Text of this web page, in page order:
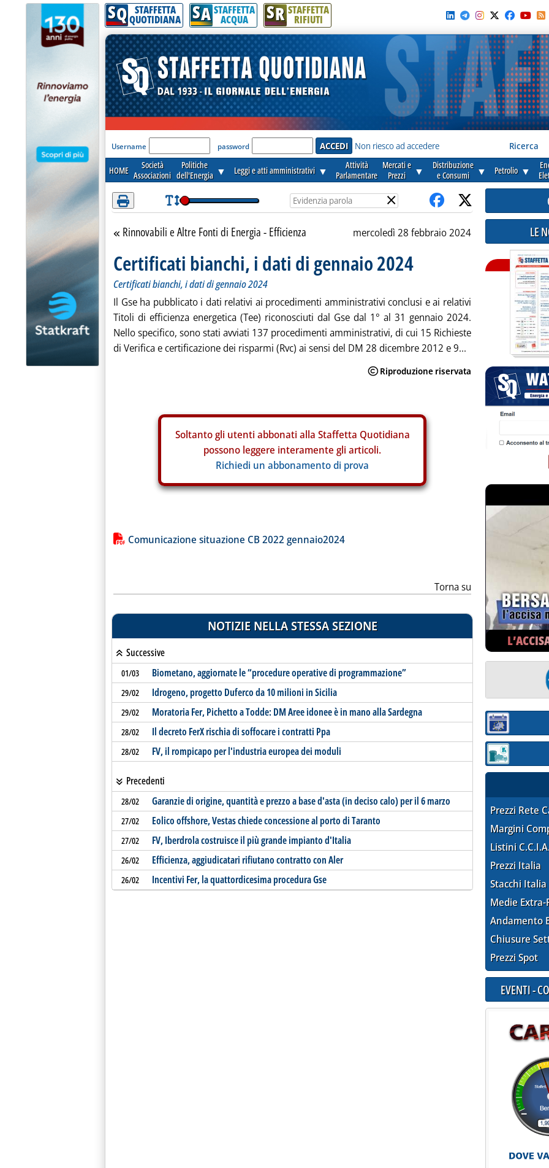
Attenzione! Esegui l'accesso per lèggere interamente la notizia.
SQ STAFFETTA
QUOTIDIANA SA STAFFETTA
ACQUA SR STAFFETTA
RIFIUTI
'Modulo Login per accedere'
Username password Non riesco ad accedere Ricerca
HOME
Società
Associazioni
Politiche
dell'Energia ▼ Leggi e atti amministrativi ▼
Attività
Parlamentare
Mercati e
Prezzi
▼
Distribuzione
e Consumi
▼ Petrolio ▼
×
Torna alla sezione
Rinnovabili e Altre Fonti di Energia - Efficienza mercoledì 28 febbraio 2024
Certificati bianchi, i dati di gennaio 2024
Certificati bianchi, i dati di gennaio 2024
Il Gse ha pubblicato i dati relativi ai procedimenti amministrativi conclusi e ai relativi
Titoli di efficienza energetica (Tee) riconosciuti dal Gse dal 1° al 31 gennaio 2024.
Nello specifico, sono stati avviati 137 procedimenti amministrativi, di cui 15 Richieste
di Verifica e certificazione dei risparmi (Rvc) ai sensi del DM 28 dicembre 2012 e 9...
Soltanto gli utenti abbonati alla Staffetta Quotidiana
possono leggere interamente gli articoli.
Richiedi un abbonamento di prova
Lista allegati PDF alla notizia
Comunicazione situazione CB 2022 gennaio2024
Torna su
NOTIZIE NELLA STESSA SEZIONE
Successive
01/03 Biometano, aggiornate le “procedure operative di programmazione”
29/02 Idrogeno, progetto Duferco da 10 milioni in Sicilia
29/02 Moratoria Fer, Pichetto a Todde: DM Aree idonee è in mano alla Sardegna
28/02 Il decreto FerX rischia di soffocare i contratti Ppa
28/02 FV, il rompicapo per l'industria europea dei moduli
Precedenti
28/02 Garanzie di origine, quantità e prezzo a base d'asta (in deciso calo) per il 6 marzo
27/02 Eolico offshore, Vestas chiede concessione al porto di Taranto
27/02 FV, Iberdrola costruisce il più grande impianto d'Italia
26/02 Efficienza, aggiudicatari rifiutano contratto con Aler
26/02 Incentivi Fer, la quattordicesima procedura Gse
LE
Sezione:
Sezione:
Prezzi Rete
Margini
Listini
Prezzi Italia
Stacchi Italia
Medie Extra-
Andamento
Chiusure
Prezzi Spot
EVENTI -